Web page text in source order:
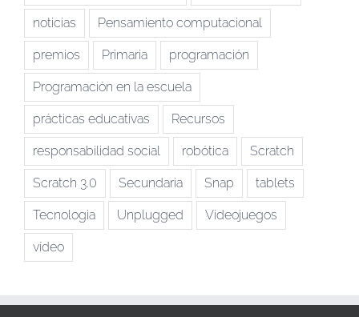
noticias Pensamiento computacional
premios Primaria programación
Programación en la escuela
prácticas educativas Recursos
responsabilidad social robótica Scratch
Scratch 3.0 Secundaria Snap tablets
Tecnologia Unplugged Videojuegos
vídeo